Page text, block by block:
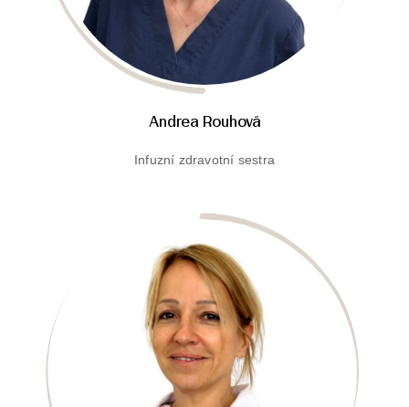
Andrea Rouhová
Infuzní zdravotní sestra